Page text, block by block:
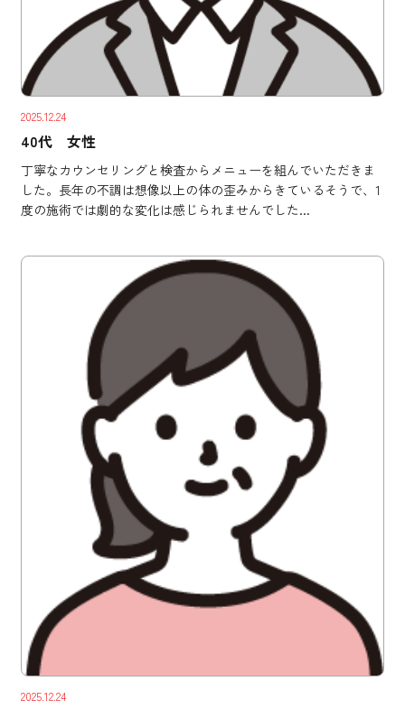
2025.12.24
40代 女性
丁寧なカウンセリングと検査からメニューを組んでいただきま
した。長年の不調は想像以上の体の歪みからきているそうで、1
度の施術では劇的な変化は感じられませんでした...
2025.12.24